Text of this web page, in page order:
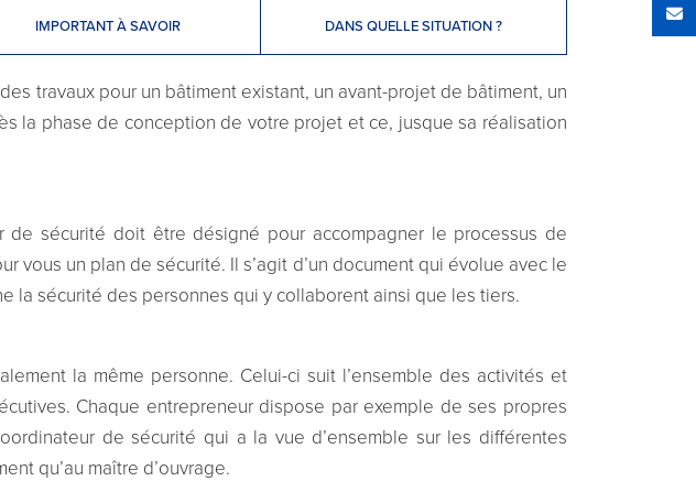
IMPORTANT À SAVOIR DANS QUELLE SITUATION ?
travaux pour un bâtiment existant, un avant-projet de bâtiment, un
la phase de conception de votre projet et ce, jusque sa réalisation
de sécurité doit être désigné pour accompagner le processus de
un plan de sécurité. Il s’agit d’un document qui évolue avec le
la sécurité des personnes qui y collaborent ainsi que les tiers.
la même personne. Celui-ci suit l’ensemble des activités et
Chaque entrepreneur dispose par exemple de ses propres
de sécurité qui a la vue d’ensemble sur les différentes
qu’au maître d’ouvrage.